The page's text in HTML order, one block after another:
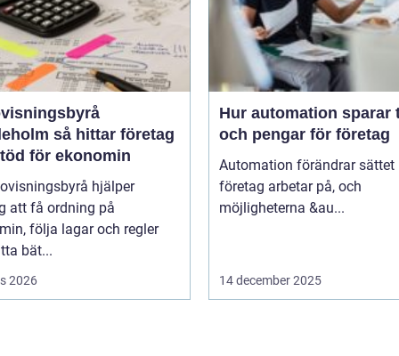
hittar företag
för ekonomin
hjälper
att få ordning på
följa lagar och regler
bät...
2026
Hur automation sparar
och pengar för företag
Automation förändrar sättet
företag arbetar på, och
möjligheterna &au...
14 december 2025